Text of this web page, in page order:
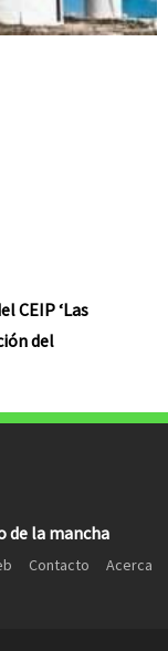
CEIP ‘Las
del
de la mancha
Contacto
Acerca